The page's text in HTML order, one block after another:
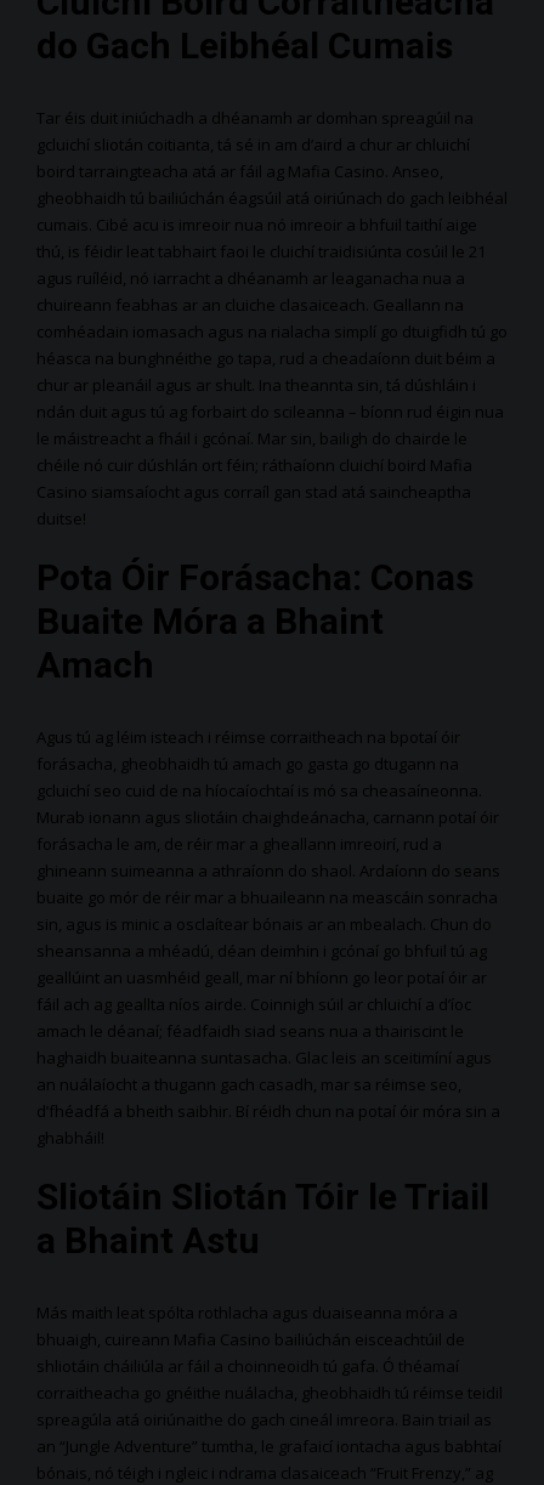
do Gach Leibhéal Cumais
Tar éis duit iniúchadh a dhéanamh ar domhan spreagúil na
gcluichí sliotán coitianta, tá sé in am d’aird a chur ar chluichí
boird tarraingteacha atá ar fáil ag Mafia Casino. Anseo,
gheobhaidh tú bailiúchán éagsúil atá oiriúnach do gach leibhéal
cumais. Cibé acu is imreoir nua nó imreoir a bhfuil taithí aige
thú, is féidir leat tabhairt faoi le cluichí traidisiúnta cosúil le 21
agus ruíléid, nó iarracht a dhéanamh ar leaganacha nua a
chuireann feabhas ar an cluiche clasaiceach. Geallann na
comhéadain iomasach agus na rialacha simplí go dtuigfidh tú go
héasca na bunghnéithe go tapa, rud a cheadaíonn duit béim a
chur ar pleanáil agus ar shult. Ina theannta sin, tá dúshláin i
ndán duit agus tú ag forbairt do scileanna – bíonn rud éigin nua
le máistreacht a fháil i gcónaí. Mar sin, bailigh do chairde le
chéile nó cuir dúshlán ort féin; ráthaíonn cluichí boird Mafia
Casino siamsaíocht agus corraíl gan stad atá saincheaptha
duitse!
Pota Óir Forásacha: Conas
Buaite Móra a Bhaint
Amach
Agus tú ag léim isteach i réimse corraitheach na bpotaí óir
forásacha, gheobhaidh tú amach go gasta go dtugann na
gcluichí seo cuid de na híocaíochtaí is mó sa cheasaíneonna.
Murab ionann agus sliotáin chaighdeánacha, carnann potaí óir
forásacha le am, de réir mar a gheallann imreoirí, rud a
ghineann suimeanna a athraíonn do shaol. Ardaíonn do seans
buaite go mór de réir mar a bhuaileann na meascáin sonracha
sin, agus is minic a osclaítear bónais ar an mbealach. Chun do
sheansanna a mhéadú, déan deimhin i gcónaí go bhfuil tú ag
geallúint an uasmhéid geall, mar ní bhíonn go leor potaí óir ar
fáil ach ag geallta níos airde. Coinnigh súil ar chluichí a d’íoc
amach le déanaí; féadfaidh siad seans nua a thairiscint le
haghaidh buaiteanna suntasacha. Glac leis an sceitimíní agus
an nuálaíocht a thugann gach casadh, mar sa réimse seo,
d’fhéadfá a bheith saibhir. Bí réidh chun na potaí óir móra sin a
ghabháil!
Sliotáin Sliotán Tóir le Triail
a Bhaint Astu
Más maith leat spólta rothlacha agus duaiseanna móra a
bhuaigh, cuireann Mafia Casino bailiúchán eisceachtúil de
shliotáin cháiliúla ar fáil a choinneoidh tú gafa. Ó théamaí
corraitheacha go gnéithe nuálacha, gheobhaidh tú réimse teidil
spreagúla atá oiriúnaithe do gach cineál imreora. Bain triail as
an “Jungle Adventure” tumtha, le grafaicí iontacha agus babhtaí
bónais, nó téigh i ngleic i ndrama clasaiceach “Fruit Frenzy,” ag